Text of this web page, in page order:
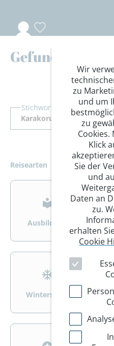
Gefundene
Stichwort Suche
Reisearten
>
Ausbildung
>
>
Wintersport
>
Wir
zu
und um
zu
Cookies.
Klick
Sie der
und
Daten an
zu.
erhalten
Cookie